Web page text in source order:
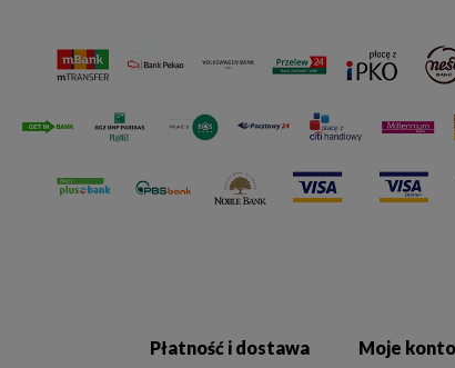
Płatność i dostawa Moje konto